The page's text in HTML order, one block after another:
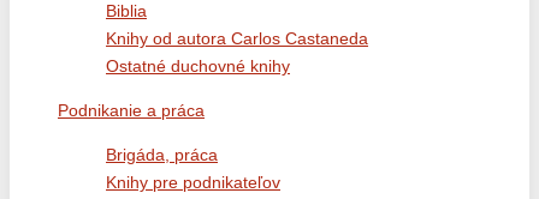
Biblia
Knihy od autora Carlos Castaneda
Ostatné duchovné knihy
Podnikanie a práca
Brigáda, práca
Knihy pre podnikateľov